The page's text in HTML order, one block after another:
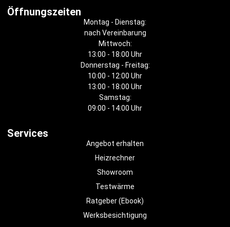
Öffnungszeiten
Montag - Dienstag:
nach Vereinbarung
Mittwoch:
13:00 - 18:00 Uhr
Donnerstag - Freitag:
10:00 - 12:00 Uhr
13:00 - 18:00 Uhr
Samstag:
09:00 - 14:00 Uhr
Services
Angebot erhalten
Heizrechner
Showroom
Testwärme
Ratgeber (Ebook)
Werksbesichtigung